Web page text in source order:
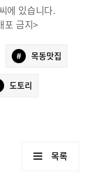
에 있습니다.
포 금지>
# 목동맛집
도토리
목록